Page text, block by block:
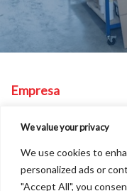
We value your privacy
We use cookies to
personalized ads or
"Accept All", you
Empresa
Equipo
Otros